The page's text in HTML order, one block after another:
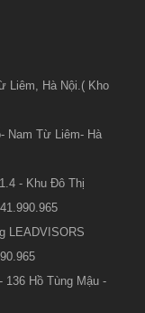
Liêm, Hà Nội.( Kho
Nam Từ Liêm- Hà
- Khu Đô Thị
LEADVISORS
136 Hồ Tùng Mậu -